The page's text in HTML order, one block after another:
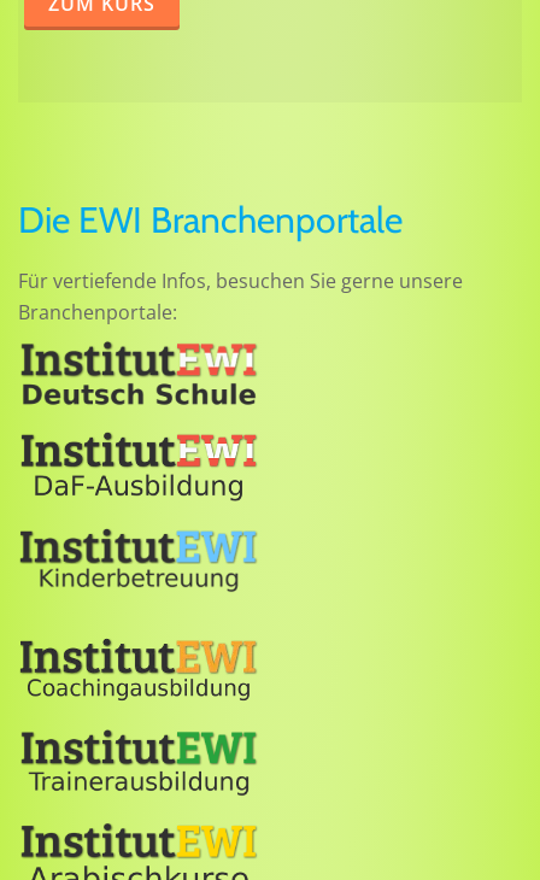
Die EWI Branchenportale
Für vertiefende Infos, besuchen Sie gerne unsere
Branchenportale: